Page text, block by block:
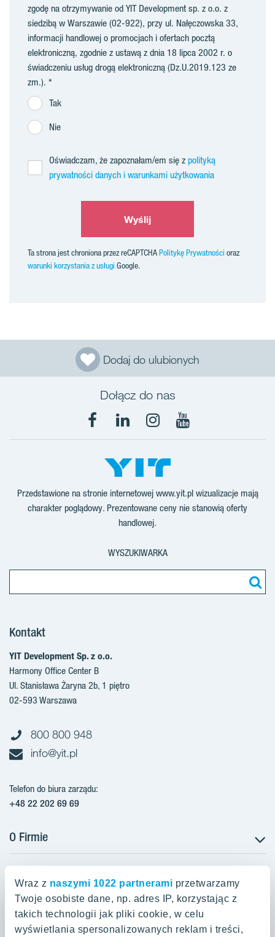
Wraz z naszymi 1022 partnerami przetwarzamy
Twoje osobiste dane, np. adres IP, korzystając z
takich technologii jak pliki cookie, w celu
wyświetlania spersonalizowanych reklam i treści,
Dodaj do ulubionych
zgodę na otrzymywanie od YIT Development sp. z o.o. z
siedzibą w Warszawie (02-922), przy ul. Nałęczowska 33,
informacji handlowej o promocjach i ofertach pocztą
elektroniczną, zgodnie z ustawą z dnia 18 lipca 2002 r. o
świadczeniu usług drogą elektroniczną (Dz.U.2019.123 ze
zm.).
Tak
Nie
Oświadczam, że zapoznałam/em się z polityką
prywatności danych i warunkami użytkowania
Wyślij
Ta strona jest chroniona przez reCAPTCHAPolitykę Prywatności oraz
warunki korzystania z usługi Google.
Dołącz do nas
Facebook
LinkedInInstagram
YouTube
Przedstawione na stronie internetowej www.yit.pl wizualizacje mają
charakter poglądowy. Prezentowane ceny nie stanowią oferty
handlowej.
WYSZUKIWARKA
Kontakt
YIT Development Sp. z o.o.
Harmony Office Center B
Ul. Stanisława Żaryna 2b, 1 piętro
02-593 Warszawa
800 800 948
info@yit.pl
Telefon do biura zarządu:
+48 22 202 69 69
O Firmie
Projekty w przygotowaniu
Projekty zrealizowane
Aktualności
Zakup gruntów
Projekty w Polsce
Aroma Park Lofty Warszawa
Talarowa Park Warszawa
Oferty mieszkaniowe Warszawa